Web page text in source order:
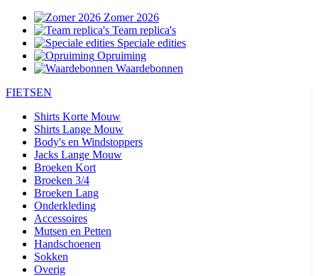
Zomer 2026
Team replica's
Speciale edities
Opruiming
Waardebonnen
FIETSEN
Shirts Korte Mouw
Shirts Lange Mouw
Body's en Windstoppers
Jacks Lange Mouw
Broeken Kort
Broeken 3/4
Broeken Lang
Onderkleding
Accessoires
Mutsen en Petten
Handschoenen
Sokken
Overig